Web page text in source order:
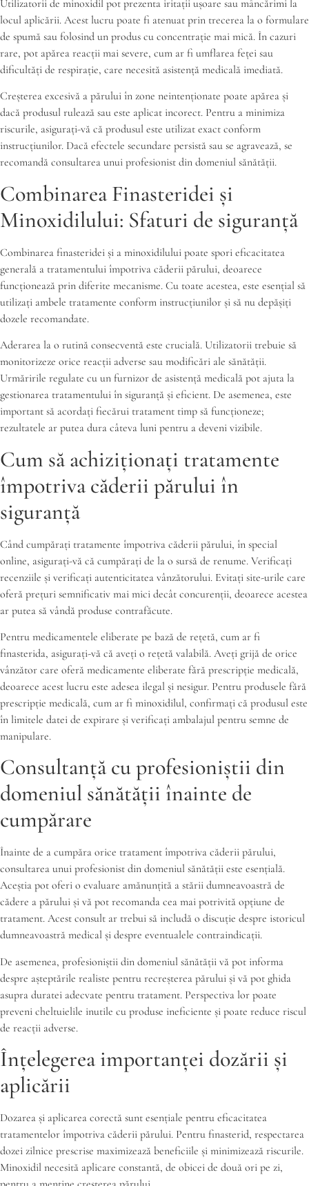
Utilizatorii de minoxidil pot prezenta iritații ușoare sau mâncărimi la
locul aplicării. Acest lucru poate fi atenuat prin trecerea la o formulare
de spumă sau folosind un produs cu concentrație mai mică. În cazuri
rare, pot apărea reacții mai severe, cum ar fi umflarea feței sau
dificultăți de respirație, care necesită asistență medicală imediată.
Creșterea excesivă a părului în zone neintenționate poate apărea și
dacă produsul rulează sau este aplicat incorect. Pentru a minimiza
riscurile, asigurați-vă că produsul este utilizat exact conform
instrucțiunilor. Dacă efectele secundare persistă sau se agravează, se
recomandă consultarea unui profesionist din domeniul sănătății.
Combinarea Finasteridei și
Minoxidilului: Sfaturi de siguranță
Combinarea finasteridei și a minoxidilului poate spori eficacitatea
generală a tratamentului împotriva căderii părului, deoarece
funcționează prin diferite mecanisme. Cu toate acestea, este esențial să
utilizați ambele tratamente conform instrucțiunilor și să nu depășiți
dozele recomandate.
Aderarea la o rutină consecventă este crucială. Utilizatorii trebuie să
monitorizeze orice reacții adverse sau modificări ale sănătății.
Urmăririle regulate cu un furnizor de asistență medicală pot ajuta la
gestionarea tratamentului în siguranță și eficient. De asemenea, este
important să acordați fiecărui tratament timp să funcționeze;
rezultatele ar putea dura câteva luni pentru a deveni vizibile.
Cum să achiziționați tratamente
împotriva căderii părului în
siguranță
Când cumpărați tratamente împotriva căderii părului, în special
online, asigurați-vă că cumpărați de la o sursă de renume. Verificați
recenziile și verificați autenticitatea vânzătorului. Evitați site-urile care
oferă prețuri semnificativ mai mici decât concurenții, deoarece acestea
ar putea să vândă produse contrafăcute.
Pentru medicamentele eliberate pe bază de rețetă, cum ar fi
finasterida, asigurați-vă că aveți o rețetă valabilă. Aveți grijă de orice
vânzător care oferă medicamente eliberate fără prescripție medicală,
deoarece acest lucru este adesea ilegal și nesigur. Pentru produsele fără
prescripție medicală, cum ar fi minoxidilul, confirmați că produsul este
în limitele datei de expirare și verificați ambalajul pentru semne de
manipulare.
Consultanță cu profesioniștii din
domeniul sănătății înainte de
cumpărare
Înainte de a cumpăra orice tratament împotriva căderii părului,
consultarea unui profesionist din domeniul sănătății este esențială.
Aceștia pot oferi o evaluare amănunțită a stării dumneavoastră de
cădere a părului și vă pot recomanda cea mai potrivită opțiune de
tratament. Acest consult ar trebui să includă o discuție despre istoricul
dumneavoastră medical și despre eventualele contraindicații.
De asemenea, profesioniștii din domeniul sănătății vă pot informa
despre așteptările realiste pentru recreșterea părului și vă pot ghida
asupra duratei adecvate pentru tratament. Perspectiva lor poate
preveni cheltuielile inutile cu produse ineficiente și poate reduce riscul
de reacții adverse.
Înțelegerea importanței dozării și
aplicării
Dozarea și aplicarea corectă sunt esențiale pentru eficacitatea
tratamentelor împotriva căderii părului. Pentru finasterid, respectarea
dozei zilnice prescrise maximizează beneficiile și minimizează riscurile.
Minoxidil necesită aplicare constantă, de obicei de două ori pe zi,